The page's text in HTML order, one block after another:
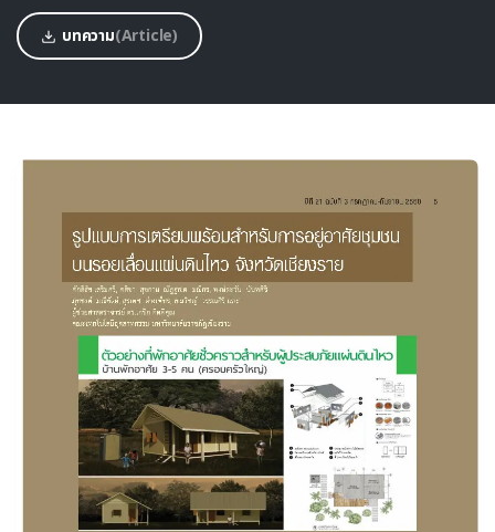
บทความ(Article)